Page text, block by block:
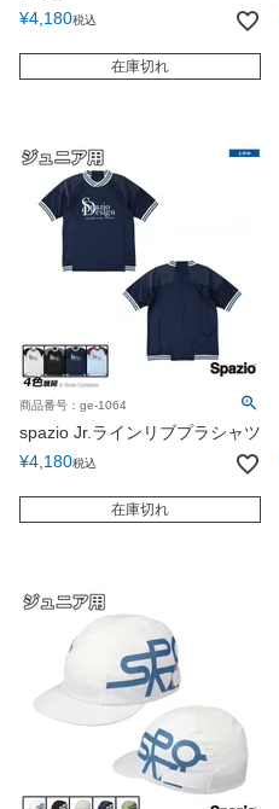
¥4,180税込
在庫切れ
商品番号：ge-1064
spazio Jr.ラインリブプラシャツ
¥4,180税込
在庫切れ